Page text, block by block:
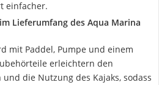
einfacher.
Lieferumfang des Aqua Marina
mit Paddel, Pumpe und einem
erleichtern den
die Nutzung des Kajaks, sodass